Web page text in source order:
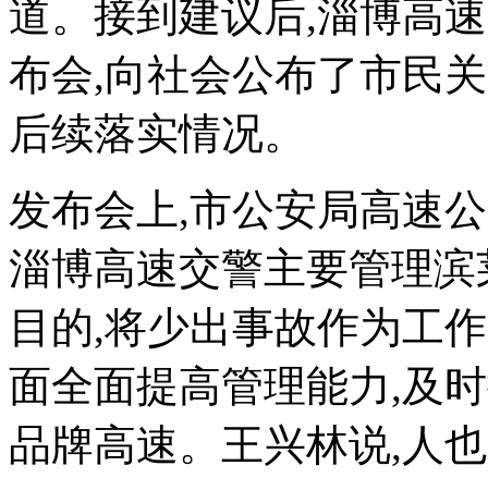
道。接到建议后,淄博高
布会,向社会公布了市民
后续落实情况。
发布会上,市公安局高速
淄博高速交警主要管理
目的,将少出事故作为工
面全面提高管理能力,及
品牌高速。王兴林说,人